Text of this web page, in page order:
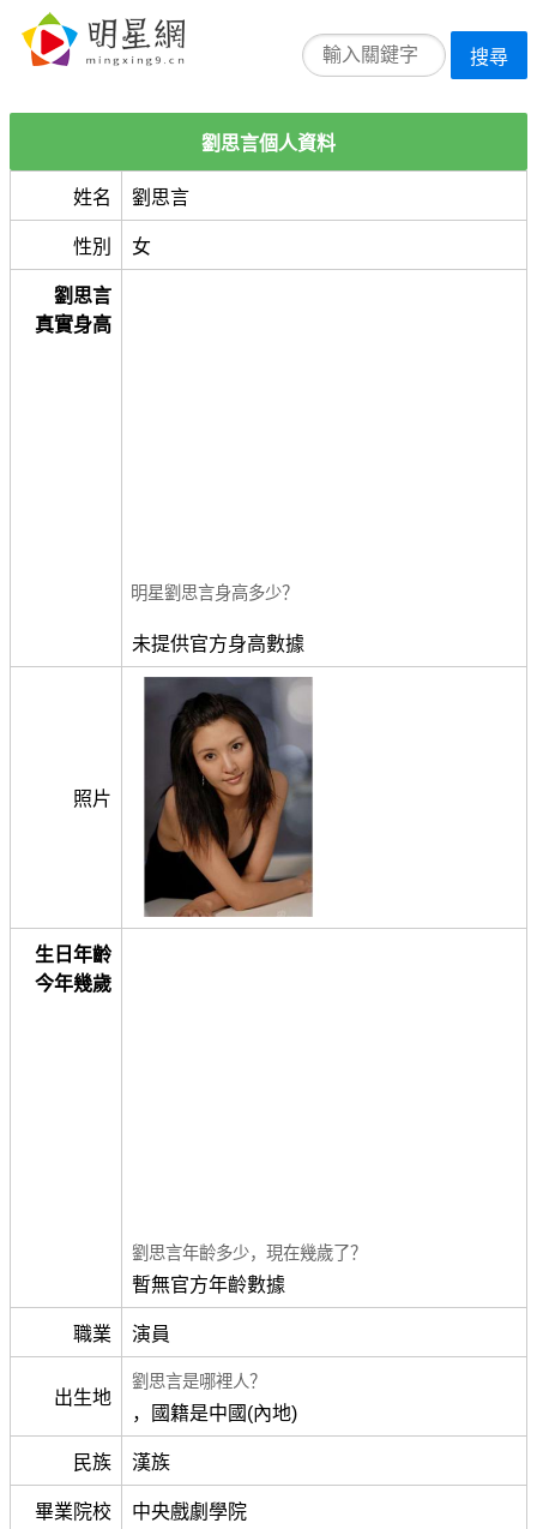
搜尋
劉思言個人資料
姓名 劉思言
性別 女
劉思言
真實身高
明星劉思言身高多少？
未提供官方身高數據
照片
生日年齡
今年幾歲
劉思言年齡多少，現在幾歲了？
暫無官方年齡數據
職業 演員
出生地
劉思言是哪裡人？
，國籍是中國(內地)
民族 漢族
畢業院校 中央戲劇學院